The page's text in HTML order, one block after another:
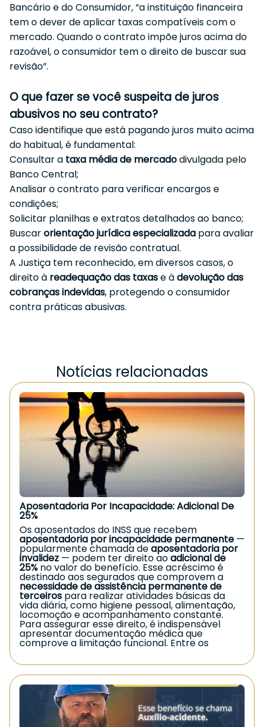
Bancário e do Consumidor, “a instituição financeira
tem o dever de aplicar taxas compatíveis com o
mercado. Quando o contrato impõe juros acima do
razoável, o consumidor tem o direito de buscar sua
revisão”.
O que fazer se você suspeita de juros
abusivos no seu contrato?
Caso identifique que está pagando juros muito acima
do habitual, é fundamental:
Consultar a taxa média de mercadodivulgada pelo
Banco Central;
Analisar o contrato para verificar encargos e
condições;
Solicitar planilhas e extratos detalhados ao banco;
Buscarorientação jurídica especializada para avaliar
a possibilidade de revisão contratual.
A Justiça tem reconhecido, em diversos casos, o
direito à readequação das taxase àdevolução das
cobranças indevidas, protegendo o consumidor
contra práticas abusivas.
Notícias relacionadas
Aposentadoria Por Incapacidade: Adicional De
25%
Os aposentados do INSS que recebem
aposentadoria por incapacidade permanente —
popularmente chamada deaposentadoria por
invalidez — podem ter direito aoadicional de
25% no valor do benefício. Esse acréscimo é
destinado aos segurados que comprovem a
necessidade de assistência permanente de
terceiros para realizar atividades básicas da
vida diária, como higiene pessoal, alimentação,
locomoção e acompanhamento constante.
Para assegurar esse direito, é indispensável
apresentar documentação médica que
comprove a limitação funcional. Entre os
principais documentos utilizados estão
médicos,relatórios especializados, resultados
de exames e qualquer evidência que demonstre
Esse adicional é fundamental para garantir
maior suporte financeiro aos segurados que
enfrentam limitações severas e precisam de
auxílio na rotina. Mesmo assim, muitos pedidos